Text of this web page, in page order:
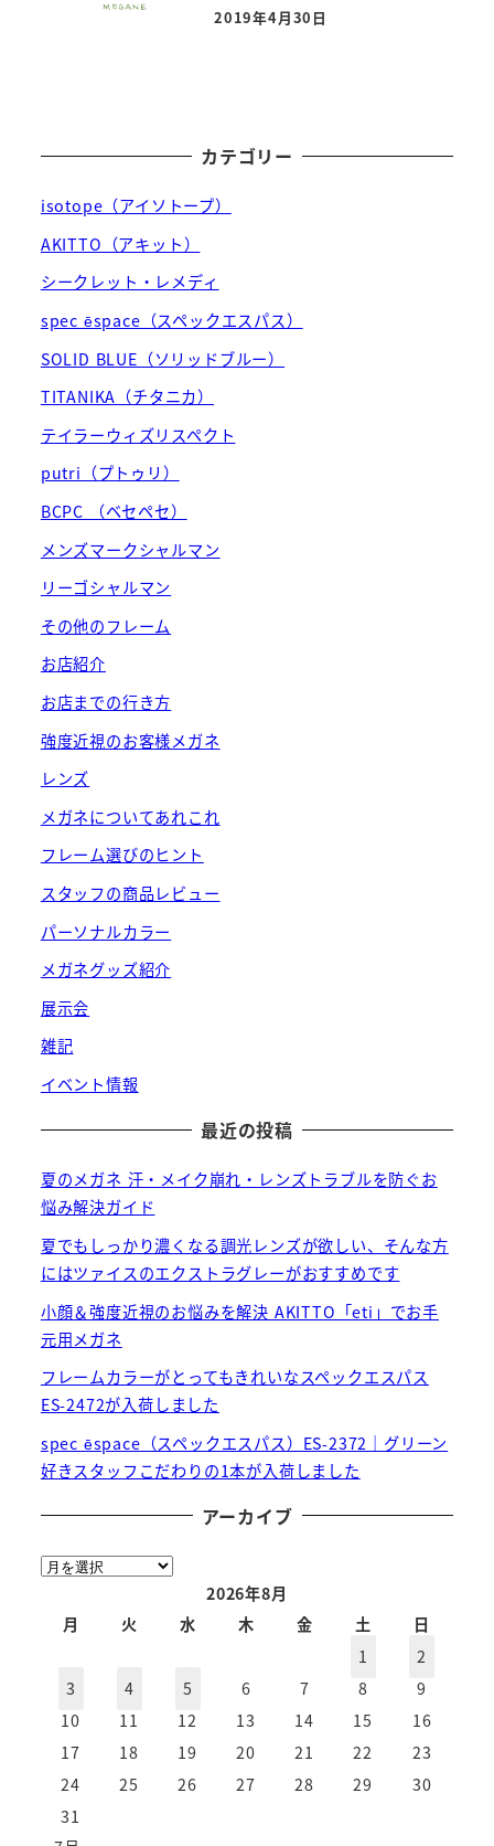
投稿日
2019年4月30日
カテゴリー
isotope（アイソトープ）
AKITTO（アキット）
シークレット・レメディ
spec ēspace（スペックエスパス）
SOLID BLUE（ソリッドブルー）
TITANIKA（チタニカ）
テイラーウィズリスペクト
putri（プトゥリ）
BCPC （ベセペセ）
メンズマークシャルマン
リーゴシャルマン
その他のフレーム
お店紹介
お店までの行き方
強度近視のお客様メガネ
レンズ
メガネについてあれこれ
フレーム選びのヒント
スタッフの商品レビュー
パーソナルカラー
メガネグッズ紹介
展示会
雑記
イベント情報
最近の投稿
夏のメガネ 汗・メイク崩れ・レンズトラブルを防ぐお
悩み解決ガイド
夏でもしっかり濃くなる調光レンズが欲しい、そんな方
にはツァイスのエクストラグレーがおすすめです
小顔＆強度近視のお悩みを解決 AKITTO「eti」でお手
元用メガネ
フレームカラーがとってもきれいなスペックエスパス
ES-2472が入荷しました
spec ēspace（スペックエスパス）ES-2372｜グリーン
好きスタッフこだわりの1本が入荷しました
アーカイブ
ア
2026年8月
月
火 水 木 金 土
日
1
2
3
4 5 6 7 8
9
10
11 12 13 14 15
16
17
18 19 20 21 22
23
24
25 26 27 28 29
30
31